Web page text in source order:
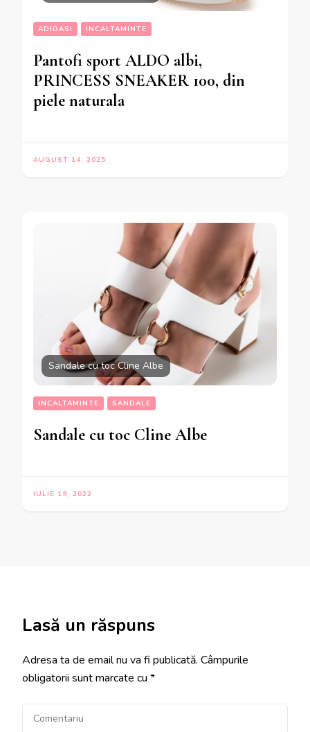
ADIDASI INCALTAMINTE
Pantofi sport ALDO albi,
PRINCESS SNEAKER 100, din
piele naturala
AUGUST 14, 2025
Sandale cu toc Cline Albe
INCALTAMINTE SANDALE
Sandale cu toc Cline Albe
IULIE 19, 2022
Lasă un răspuns
Adresa ta de email nu va fi publicată. Câmpurile
obligatorii sunt marcate cu *